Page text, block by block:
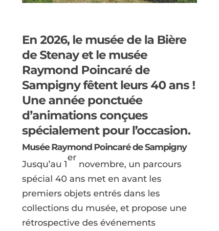
En 2026, le musée de la Bière
de Stenay et le musée
Raymond Poincaré de
Sampignyfêtent leurs 40 ans !
Une année ponctuée
d’animations conçues
spécialement pour l’occasion.
Musée Raymond Poincaré de Sampigny
Jusqu’au 1
er
novembre, un parcours
spécial 40 ans met en avant les
premiers objets entrés dans les
collections du musée, et propose une
rétrospective des événements